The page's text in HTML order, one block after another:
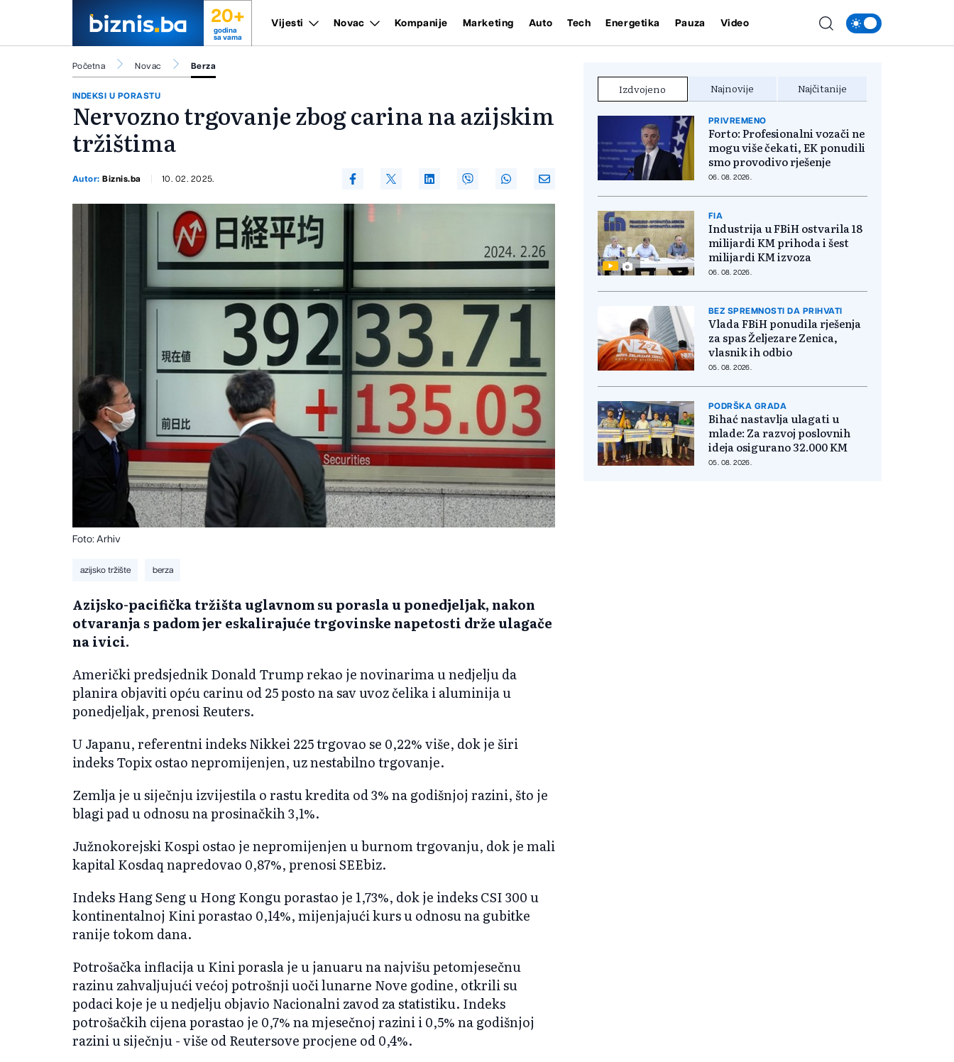
20+
godina
sa vama
Vijesti Novac Kompanije Marketing Auto Tech Energetika Pauza Video
Početna Novac Berza
INDEKSI U PORASTU
Nervozno trgovanje zbog carina na azijskim
tržištima
Autor:Biznis.ba 10. 02. 2025.
Foto: Arhiv
azijsko tržište berza
Azijsko-pacifička tržišta uglavnom su porasla u ponedjeljak, nakon
otvaranja s padom jer eskalirajuće trgovinske napetosti drže ulagače
na ivici.
Američki predsjednik Donald Trump rekao je novinarima u nedjelju da
planira objaviti opću carinu od 25 posto na sav uvoz čelika i aluminija u
ponedjeljak, prenosi Reuters.
U Japanu, referentni indeks Nikkei 225 trgovao se 0,22% više, dok je širi
indeks Topix ostao nepromijenjen, uz nestabilno trgovanje.
Zemlja je u siječnju izvijestila o rastu kredita od 3% na godišnjoj razini, što je
blagi pad u odnosu na prosinačkih 3,1%.
Južnokorejski Kospi ostao je nepromijenjen u burnom trgovanju, dok je mali
kapital Kosdaq napredovao 0,87%, prenosi SEEbiz.
Indeks Hang Seng u Hong Kongu porastao je 1,73%, dok je indeks CSI 300 u
kontinentalnoj Kini porastao 0,14%, mijenjajući kurs u odnosu na gubitke
ranije tokom dana.
Potrošačka inflacija u Kini porasla je u januaru na najvišu petomjesečnu
razinu zahvaljujući većoj potrošnji uoči lunarne Nove godine, otkrili su
podaci koje je u nedjelju objavio Nacionalni zavod za statistiku. Indeks
potrošačkih cijena porastao je 0,7% na mjesečnoj razini i 0,5% na godišnjoj
razini u siječnju - više od Reutersove procjene od 0,4%.
Izdvojeno Najnovije Najčitanije
PRIVREMENO
Forto: Profesionalni vozači ne
mogu više čekati, EK ponudili
smo provodivo rješenje
06. 08. 2026.
FIA
Industrija u FBiH ostvarila 18
milijardi KM prihoda i šest
milijardi KM izvoza
06. 08. 2026.
BEZ SPREMNOSTI DA PRIHVATI
Vlada FBiH ponudila rješenja
za spas Željezare Zenica,
vlasnik ih odbio
05. 08. 2026.
PODRŠKA GRADA
Bihać nastavlja ulagati u
mlade: Za razvoj poslovnih
ideja osigurano 32.000 KM
05. 08. 2026.